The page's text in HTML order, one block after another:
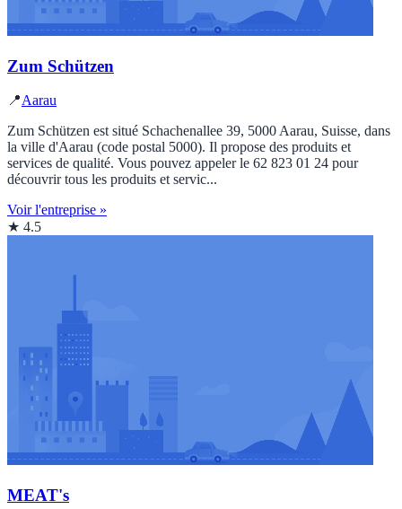
Zum Schützen
📍Aarau
Zum Schützen est situé Schachenallee 39, 5000 Aarau, Suisse, dans
la ville d'Aarau (code postal 5000). Il propose des produits et
services de qualité. Vous pouvez appeler le 62 823 01 24 pour
découvrir tous les produits et servic...
Voir l'entreprise »
★ 4.5
MEAT's